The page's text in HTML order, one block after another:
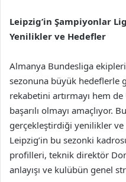
Leipzig’in Şampiyonlar
Yenilikler ve Hedefler
Almanya Bundesliga
sezonuna büyük hedeflerle
rekabetini artırmayı hem
başarılı olmayı amaçlıyor.
gerçekleştirdiği yenilikler
Leipzig’in bu sezonki
profilleri, teknik direktör
anlayışı ve kulübün genel